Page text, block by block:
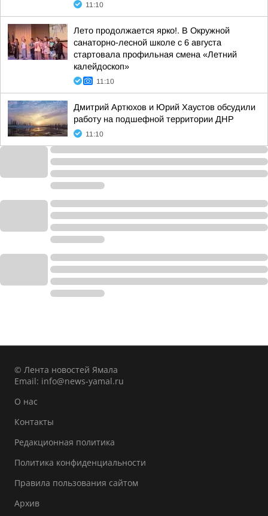
11:10
Лето продолжается ярко!. В Окружной
санаторно-лесной школе с 6 августа
стартовала профильная смена «Летний
калейдоскоп»
11:10
Дмитрий Артюхов и Юрий Хаустов обсудили
работу на подшефной территории ДНР
11:10
© Лента новостей Ямала
Email: info@news-yamal.ru
О нас
Контакты
Редакционная политика
Политика конфиденциальности
Правила пользования сайтом
Архив